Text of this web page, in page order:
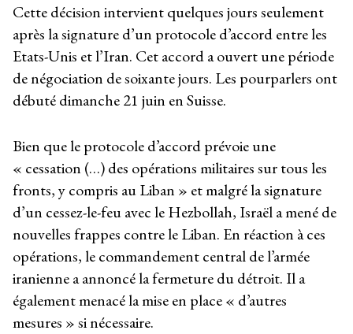
Cette décision intervient quelques jours seulement
après la signature d’un protocole d’accord entre les
Etats-Unis et l’Iran. Cet accord a ouvert une période
de négociation de soixante jours. Les pourparlers ont
débuté dimanche 21 juin en Suisse.
Bien que le protocole d’accord prévoie une
« cessation (…) des opérations militaires sur tous les
fronts, y compris au Liban » et malgré la signature
d’un cessez-le-feu avec le Hezbollah, Israël a mené de
nouvelles frappes contre le Liban. En réaction à ces
opérations, le commandement central de l’armée
iranienne a annoncé la fermeture du détroit. Il a
également menacé la mise en place « d’autres
mesures » si nécessaire.